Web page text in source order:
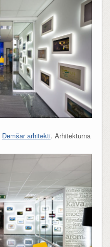
Demšar arhitekti. Arhitekturna